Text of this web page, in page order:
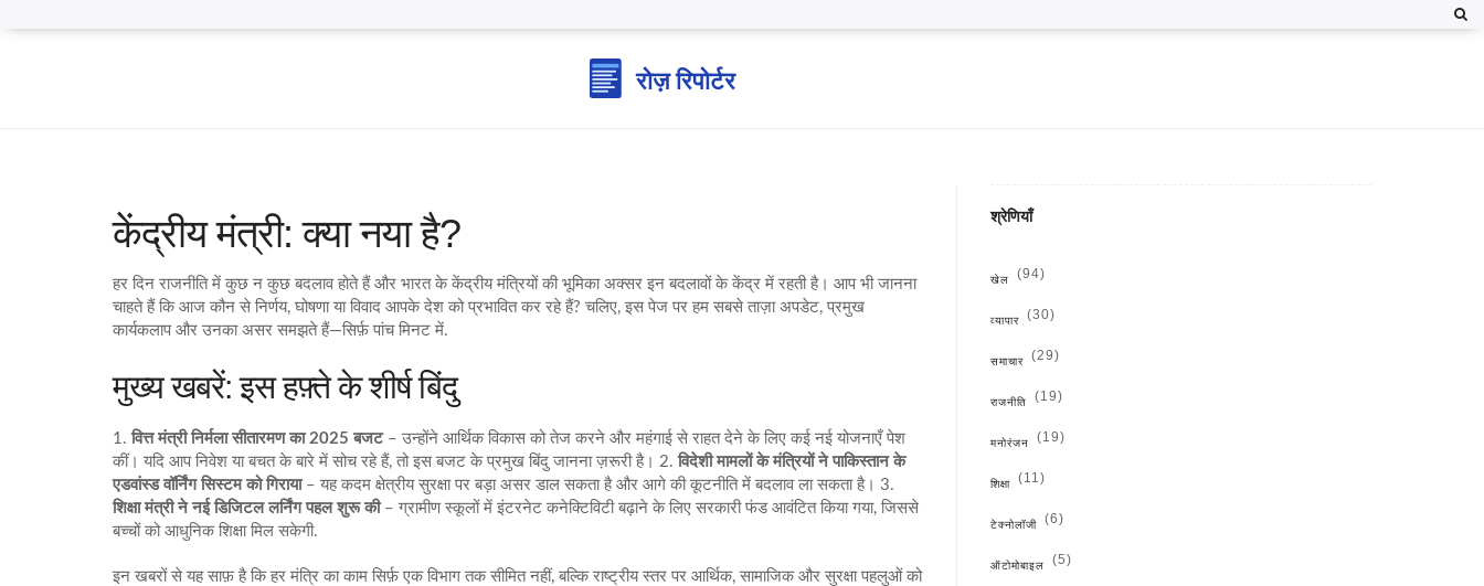
केंद्रीय मंत्री: क्या नया है?
हर दिन राजनीति में कुछ न कुछ बदलाव होते हैं और भारत के केंद्रीय मंत्रियों की भूमिका अक्सर इन बदलावों के केंद्र में रहती है। आप भी जानना
चाहते हैं कि आज कौन से निर्णय, घोषणा या विवाद आपके देश को प्रभावित कर रहे हैं? चलिए, इस पेज पर हम सबसे ताज़ा अपडेट, प्रमुख
कार्यकलाप और उनका असर समझते हैं—सिर्फ़ पांच मिनट में.
मुख्य खबरें: इस हफ़्ते के शीर्ष बिंदु
1. वित्त मंत्री निर्मला सीतारमण का 2025 बजट– उन्होंने आर्थिक विकास को तेज करने और महंगाई से राहत देने के लिए कई नई योजनाएँ पेश
कीं। यदि आप निवेश या बचत के बारे में सोच रहे हैं, तो इस बजट के प्रमुख बिंदु जानना ज़रूरी है। 2. विदेशी मामलों के मंत्रियों ने पाकिस्तान के
एडवांस्ड वॉर्निंग सिस्टम को गिराया– यह कदम क्षेत्रीय सुरक्षा पर बड़ा असर डाल सकता है और आगे की कूटनीति में बदलाव ला सकता है। 3.
शिक्षा मंत्री ने नई डिजिटल लर्निंग पहल शुरू की– ग्रामीण स्कूलों में इंटरनेट कनेक्टिविटी बढ़ाने के लिए सरकारी फंड आवंटित किया गया, जिससे
बच्चों को आधुनिक शिक्षा मिल सकेगी.
इन खबरों से यह साफ़ है कि हर मंत्रि का काम सिर्फ़ एक विभाग तक सीमित नहीं, बल्कि राष्ट्रीय स्तर पर आर्थिक, सामाजिक और सुरक्षा पहलुओं को
श्रेणियाँ
खेल (94)
व्यापार (30)
समाचार (29)
राजनीति (19)
मनोरंजन (19)
शिक्षा (11)
टेक्नोलॉजी (6)
ऑटोमोबाइल (5)